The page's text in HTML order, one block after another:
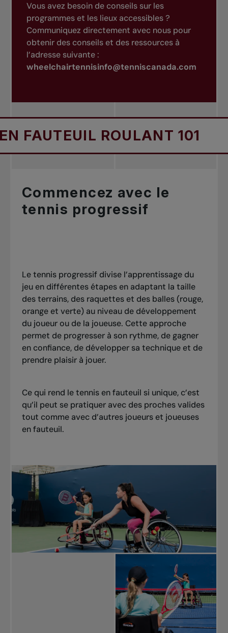
Vous avez besoin de conseils sur les
programmes et les lieux accessibles ?
Communiquez directement avec nous pour
obtenir des conseils et des ressources à
l’adresse suivante :
wheelchairtennisinfo@tenniscanada.com
ROULANT 101
Commencez avec le
tennis progressif
Le tennis progressif divise l’apprentissage du
jeu en différentes étapes en adaptant la taille
des terrains, des raquettes et des balles (rouge,
orange et verte) au niveau de développement
du joueur ou de la joueuse. Cette approche
permet de progresser à son rythme, de gagner
en confiance, de développer sa technique et de
prendre plaisir à jouer.
Ce qui rend le tennis en fauteuil si unique, c’est
qu’il peut se pratiquer avec des proches valides
tout comme avec d’autres joueurs et joueuses
en fauteuil.